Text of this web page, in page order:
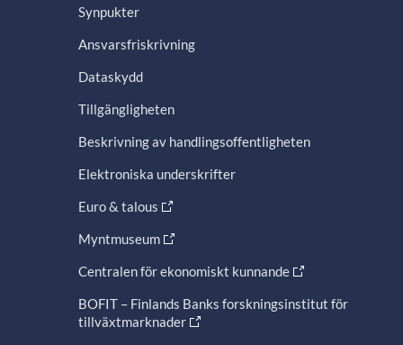
Synpukter
Ansvarsfriskrivning
Dataskydd
Tillgängligheten
Beskrivning av handlingsoffentligheten
Elektroniska underskrifter
Euro & talous
Myntmuseum
Centralen för ekonomiskt kunnande
BOFIT – Finlands Banks forskningsinstitut för
tillväxtmarknader